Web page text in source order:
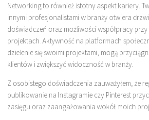
Networking to również istotny aspekt kariery.
innymi profesjonalistami w branży otwiera
doświadczeń oraz możliwości współpracy
projektach. Aktywność na platformach
dzielenie się swoimi projektami, mogą
klientów i zwiększyć widoczność w branży.
Z osobistego doświadczenia zauważyłem, że
publikowanie na Instagramie czy Pinterest
zasięgu oraz zaangażowania wokół moich